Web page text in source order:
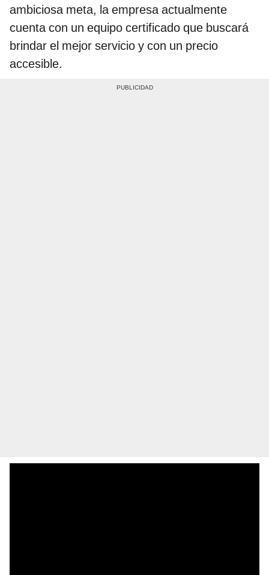
ambiciosa meta, la empresa actualmente
cuenta con un equipo certificado que buscará
brindar el mejor servicio y con un precio
accesible.